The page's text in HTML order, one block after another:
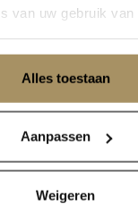
van uw gebruik
Alles toestaan
Aanpassen
Weigeren